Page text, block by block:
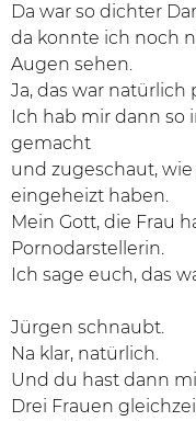
Da war so dichter
da konnte ich noch
Augen sehen.
Ja, das war
Ich hab mir dann so
gemacht
und zugeschaut,
eingeheizt haben.
Mein Gott, die Frau
Pornodarstellerin.
Ich sage euch, das
Jürgen schnaubt.
Na klar, natürlich.
Und du hast dann
Drei Frauen